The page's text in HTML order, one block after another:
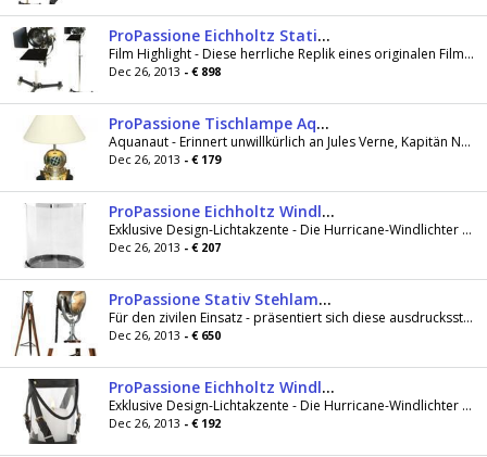
ProPassione Eichholtz Stativ Stehlampe, Filmscheinwerfer Spielberg, silber matt/schwarz, Metallstativ mit 3 Lenkrollen
Film Highlight - Diese herrliche Replik eines originalen Filmscheinwerfers verbreitet augenblicklich die perfekte Studioatmosphäre. Ein erhabenes...
Dec 26, 2013 - € 898
ProPassione Tischlampe Aquanaut, Rosenholz/Messing, Chintz-Schirm, Cremeweiß, H 45 x Ø 16/35 cm
Aquanaut - Erinnert unwillkürlich an Jules Verne, Kapitän Nemo und 20.000 Meilen unter dem Meer. Ein absoluter Hingucker für maritimes Ambiente...
Dec 26, 2013 - € 179
ProPassione Eichholtz Windlicht Hurricane Tommy, Nickel/Glas, H 32 x Ø 27 cm
Exklusive Design-Lichtakzente - Die Hurricane-Windlichter von Eichholtz sind die idealen Elemente für traumhaft romantische Lichtstimmung. Ganz...
Dec 26, 2013 - € 207
ProPassione Stativ Stehlampe Suchscheinwerfer, bronz. Messing/Alu/Glas, Holzstativ, mahagonif./Mess. antik, H 164 x Ø 64
Für den zivilen Einsatz - präsentiert sich diese ausdrucksstarke Replik eines nostalgischen Militär-Suchscheinwerfers in modernem Design. Ein...
Dec 26, 2013 - € 650
ProPassione Eichholtz Windlicht Hurricane Equestrian M, Leder schwarz/Nickel/Glas, H 34 x Ø 20 cm
Exklusive Design-Lichtakzente - Die Hurricane-Windlichter von Eichholtz sind die idealen Elemente für traumhaft romantische Lichtstimmung. Ganz...
Dec 26, 2013 - € 192